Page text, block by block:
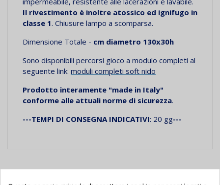
Il rivestimento è inoltre atossico ed ignifugo in
classe 1. Chiusure lampo a scomparsa.
Dimensione Totale - cm diametro 130x30h
Sono disponibili percorsi gioco a modulo completi al
seguente link: moduli completi soft nido
Prodotto interamente "made in Italy"
conforme alle attuali norme di sicurezza.
---TEMPI DI CONSEGNA INDICATIVI: 20 gg---